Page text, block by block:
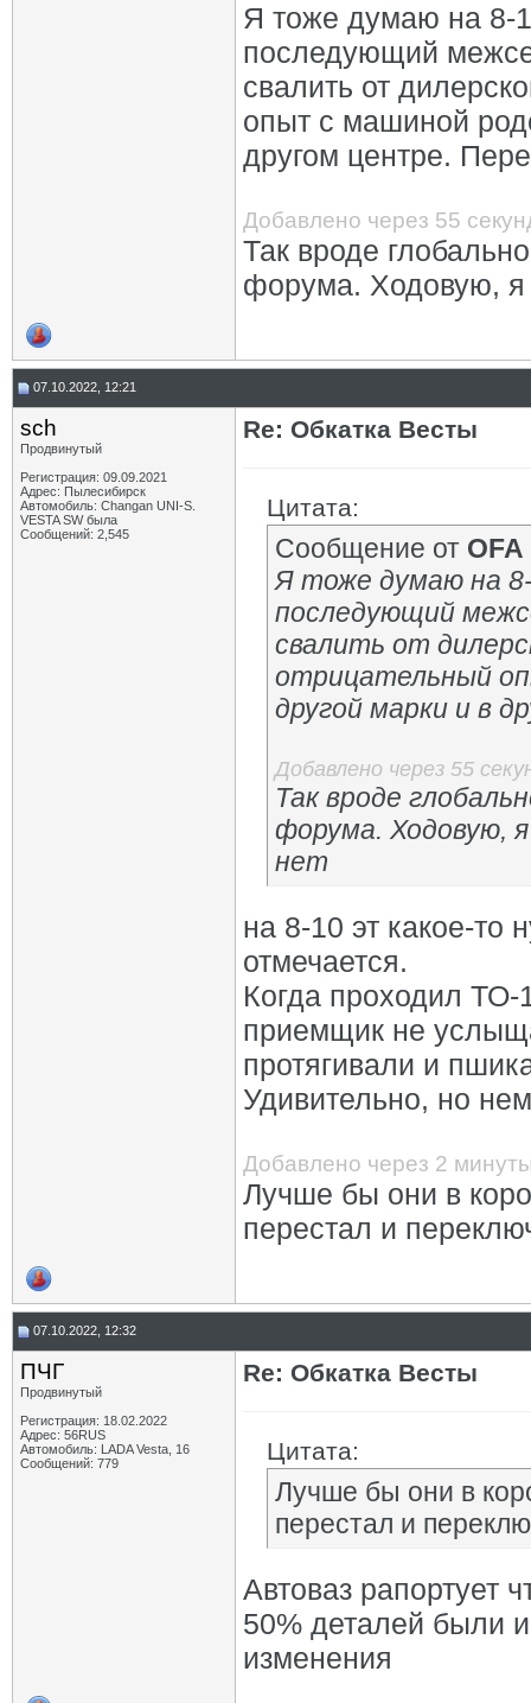
Я тоже думаю на 8-
последующий
свалить от
опыт с машиной
другом центре.
Добавлено через 55
Так вроде
форума. Ходовую, я
07.10.2022, 12:21
sch
Продвинутый
Регистрация: 09.09.2021
Адрес: Пылесибирск
Автомобиль: Changan UNI-S.
VESTA SW была
Сообщений: 2,545
Re: Обкатка Весты
Цитата:
Сообщение от OFA
Я тоже думаю на
последующий
свалить от
отрицательный
другой марки и в
Добавлено через 55
Так вроде
форума. Ходовую,
нет
на 8-10 эт какое-то
отмечается.
Когда проходил ТО-
приемщик не
протягивали и
Удивительно, но
Добавлено через 2
Лучше бы они в
перестал и
07.10.2022, 12:32
ПЧГ
Продвинутый
Регистрация: 18.02.2022
Адрес: 56RUS
Автомобиль: LADA Vesta, 16
Сообщений: 779
Re: Обкатка Весты
Цитата:
Лучше бы они в
перестал и
Автоваз рапортует
50% деталей были
изменения